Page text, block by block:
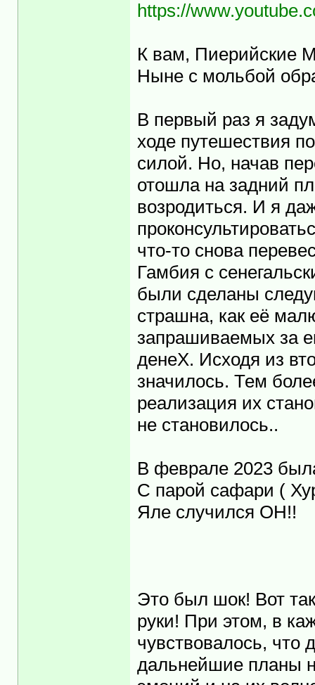
https://
К вам, Пиерийские
Ныне с мольбой
В первый раз я
ходе путешествия
силой. Но, начав
отошла на задний
возродиться. И я
что-то снова
Гамбия с
были сделаны
страшна, как её
запрашиваемых за
денеХ. Исходя из
значилось. Тем
реализация их
не становилось..
В феврале 2023
С парой сафари (
Яле случился ОН!!
Это был шок! Вот
руки! При этом, в
чувствовалось, что
дальнейшие планы